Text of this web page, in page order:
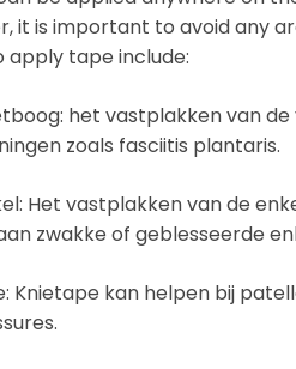
it is important to avoid any
apply tape include:
het vastplakken van
zoals fasciitis plantaris.
Het vastplakken van de
zwakke of geblesseerde
Knietape kan helpen bij